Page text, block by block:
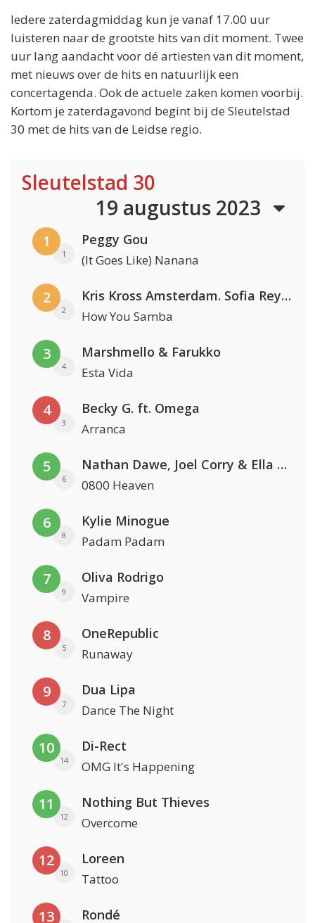
Iedere zaterdagmiddag kun je vanaf 17.00 uur
luisteren naar de grootste hits van dit moment. Twee
uur lang aandacht voor dé artiesten van dit moment,
met nieuws over de hits en natuurlijk een
concertagenda. Ook de actuele zaken komen voorbij.
Kortom je zaterdagavond begint bij de Sleutelstad
30 met de hits van de Leidse regio.
Sleutelstad 30
19 augustus 2023
1
1
Peggy Gou
(It Goes Like) Nanana
2
2
Kris Kross Amsterdam. Sofia Reyes & Tinie Tempah
How You Samba
3
4
Marshmello & Farukko
Esta Vida
4
3
Becky G. ft. Omega
Arranca
5
6
Nathan Dawe, Joel Corry & Ella Henderson
0800 Heaven
6
8
Kylie Minogue
Padam Padam
7
9
Oliva Rodrigo
Vampire
8
5
OneRepublic
Runaway
9
7
Dua Lipa
Dance The Night
10
14
Di-Rect
OMG It's Happening
11
12
Nothing But Thieves
Overcome
12
10
Loreen
Tattoo
13 Rondé